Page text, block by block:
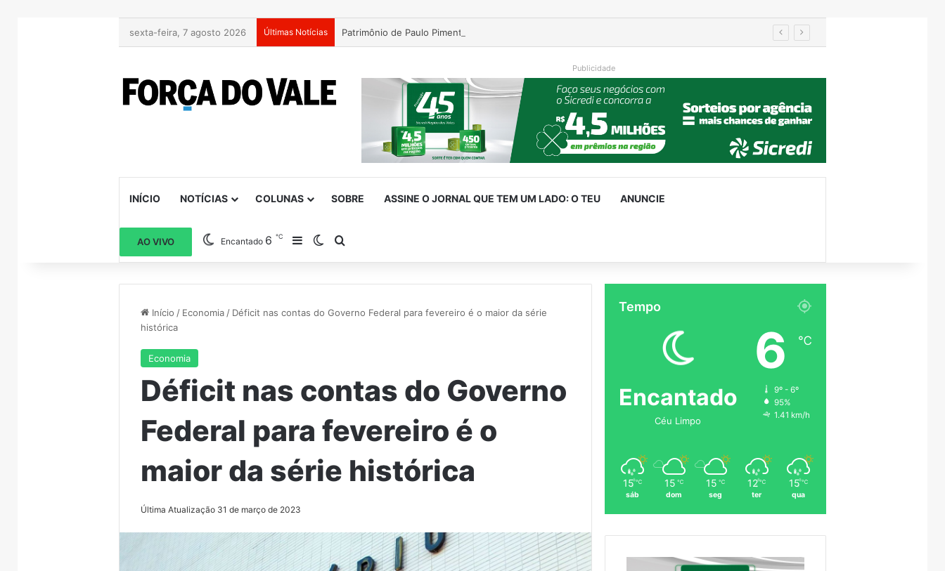
sexta-feira, 7 agosto 2026 Últimas Notícias Patrimônio de Paulo Pimenta salta de R$ 192 mil para R$ 1,87 milhão em 4 anos
Publicidade
INÍCIO NOTÍCIAS COLUNAS SOBRE ASSINE O JORNAL QUE TEM UM LADO: O TEU ANUNCIE
AO VIVO Encantado 6℃ Barra Lateral
Switch skin
Início / Economia / Déficit nas contas do Governo Federal para fevereiro é o maior da série
histórica
Economia
Déficit nas contas do Governo
Federal para fevereiro é o
maior da série histórica
Última Atualização 31 de março de 2023
Tempo
Encantado
Céu Limpo
6 ℃
9º - 6º
95%
1.41 km/h
15 ℃
sáb
15 ℃
dom
15 ℃
seg
12 ℃
ter
15 ℃
qua